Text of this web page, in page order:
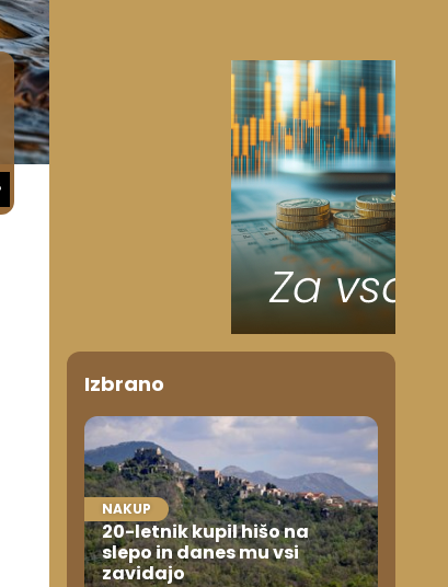
Izbrano
NAKUP
20-letnik kupil hišo na
slepo in danes mu vsi
zavidajo